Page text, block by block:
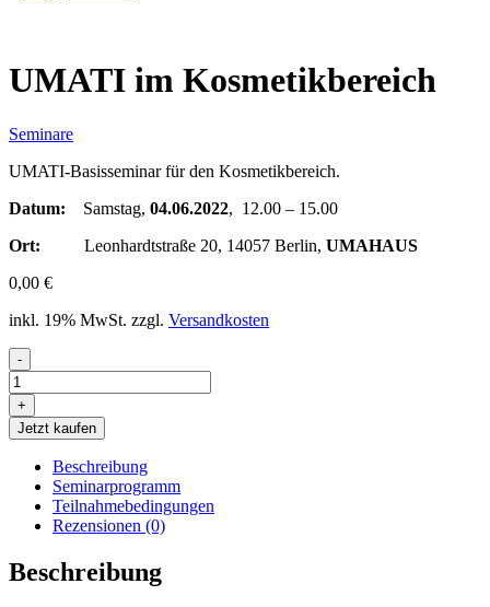
UMATI im Kosmetikbereich
Seminare
UMATI-Basisseminar für den Kosmetikbereich.
Datum: Samstag, 04.06.2022, 12.00 – 15.00
Ort: Leonhardtstraße 20, 14057 Berlin, UMAHAUS
0,00 €
inkl. 19% MwSt. zzgl. Versandkosten
-
UMATI
im
Kosmetikbereich
Menge
+
Jetzt kaufen
Beschreibung
Seminarprogramm
Teilnahmebedingungen
Rezensionen (0)
Beschreibung